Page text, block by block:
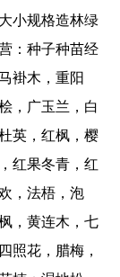
小规格造林绿
：种子种苗经
褂木，重阳
，广玉兰，白
英，红枫，樱
红果冬青，红
，法梧，泡
，黄连木，七
照花，腊梅，